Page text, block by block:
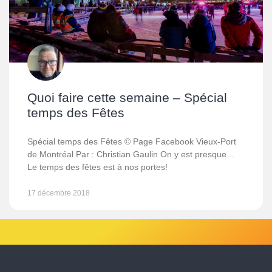
Quoi faire cette semaine – Spécial
temps des Fêtes
Spécial temps des Fêtes © Page Facebook Vieux-Port
de Montréal Par : Christian Gaulin On y est presque…
Le temps des fêtes est à nos portes!
17 décembre 2018